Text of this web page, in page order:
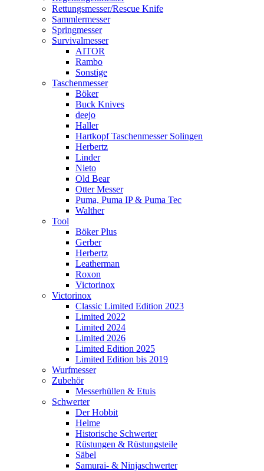
Rettungsmesser/Rescue Knife
Sammlermesser
Springmesser
Survivalmesser
AITOR
Rambo
Sonstige
Taschenmesser
Böker
Buck Knives
deejo
Haller
Hartkopf Taschenmesser Solingen
Herbertz
Linder
Nieto
Old Bear
Otter Messer
Puma, Puma IP & Puma Tec
Walther
Tool
Böker Plus
Gerber
Herbertz
Leatherman
Roxon
Victorinox
Victorinox
Classic Limited Edition 2023
Limited 2022
Limited 2024
Limited 2026
Limited Edition 2025
Limited Edition bis 2019
Wurfmesser
Zubehör
Messerhüllen & Etuis
Schwerter
Der Hobbit
Helme
Historische Schwerter
Rüstungen & Rüstungsteile
Säbel
Samurai- & Ninjaschwerter